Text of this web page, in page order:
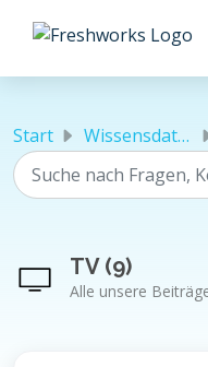
Start Wissensdatenbank
TV (9)
Alle unsere